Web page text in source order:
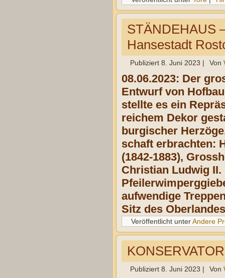
STÄNDEHAUS
Hansestadt
Publiziert 8. Juni 2023 | Von
08.06.2023: Der
Entwurf von
stellte es ein
reichem Dekor
burgischer
schaft erbrachten:
(1842-1883),
Christian Ludwig II.
aufwendige
Sitz des
Veröffentlicht unterAndere
Publiziert 8. Juni 2023 | Von